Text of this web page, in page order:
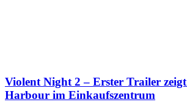
Violent Night 2 – Erster Trailer
Harbour im Einkaufszentrum